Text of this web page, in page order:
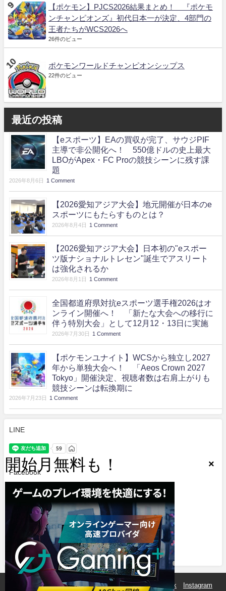
【ポケモン】PJCS2026結果まとめ！ 『ポケモ
ンチャンピオンズ』初代日本一が決定、4部門の
王者たちがWCS2026へ
26件のビュー
ポケモンワールドチャンピオンシップス
22件のビュー
最近の投稿
【eスポーツ】EAの買収が完了、サウジPIF
主導で非公開化へ！ 550億ドルの史上最大
LBOがApex・FC Proの競技シーンに残す課
題
2026年8月6日 1 Comment
【2026愛知アジア大会】地元開催が日本のe
スポーツにもたらすものとは？
2026年8月4日 1 Comment
【2026愛知アジア大会】日本初の"eスポー
ツ版ナショナルトレセン"誕生でアスリート
は強化されるか
2026年8月1日 1 Comment
全国都道府県対抗eスポーツ選手権2026はオ
ンライン開催へ！ 「新たな大会への移行に
伴う特別大会」として12月12・13日に実施
2026年7月30日 1 Comment
【ポケモンユナイト】WCSから独立し2027
年から単独大会へ！ 「Aeos Crown 2027
Tokyo」開催決定、視聴者数は右肩上がりも
競技シーンは転換期に
2026年7月23日 1 Comment
LINE
Facebook
Twitter
Tweets by e_sports_spirit
eSports魂とは？ 運営会社 サイトマップ Facebook Instagram